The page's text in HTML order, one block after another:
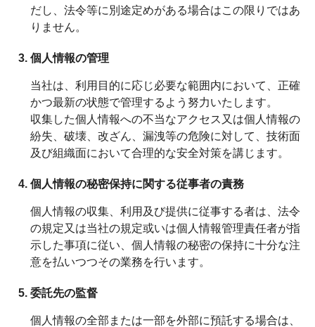
だし、法令等に別途定めがある場合はこの限りではあ
りません。
個人情報の管理
当社は、利用目的に応じ必要な範囲内において、正確
かつ最新の状態で管理するよう努力いたします。
収集した個人情報への不当なアクセス又は個人情報の
紛失、破壊、改ざん、漏洩等の危険に対して、技術面
及び組織面において合理的な安全対策を講じます。
個人情報の秘密保持に関する従事者の責務
個人情報の収集、利用及び提供に従事する者は、法令
の規定又は当社の規定或いは個人情報管理責任者が指
示した事項に従い、個人情報の秘密の保持に十分な注
意を払いつつその業務を行います。
委託先の監督
個人情報の全部または一部を外部に預託する場合は、